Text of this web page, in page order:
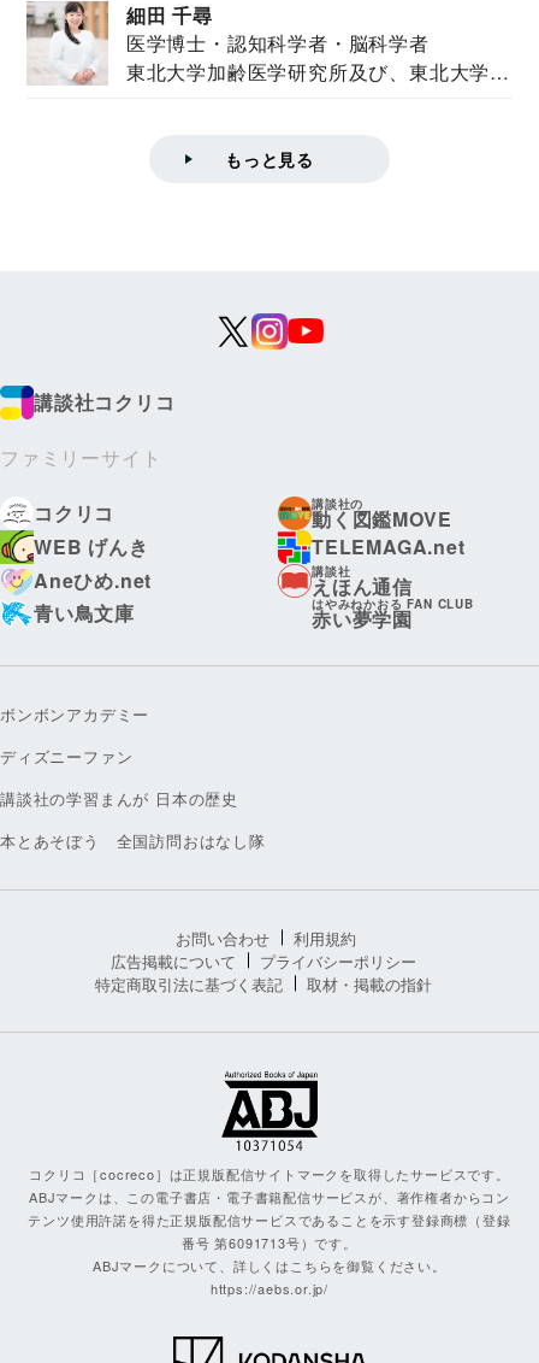
細田 千尋
医学博士・認知科学者・脳科学者
東北大学加齢医学研究所及び、東北大学大
もっと見る
講談社コクリコ
ファミリーサイト
コクリコ
講談社の
動く図鑑MOVE
WEB げんき
TELEMAGA.net
Aneひめ.net
講談社
えほん通信
青い鳥文庫
はやみねかおる FAN CLUB
赤い夢学園
ボンボンアカデミー
ディズニーファン
講談社の学習まんが 日本の歴史
本とあそぼう 全国訪問おはなし隊
お問い合わせ
利用規約
広告掲載について
プライバシーポリシー
特定商取引法に基づく表記
取材・掲載の指針
コクリコ［cocreco］は正規版配信サイトマークを取得したサービスです。
ABJマークは、この電子書店・電子書籍配信サービスが、著作権者からコン
テンツ使用許諾を得た正規版配信サービスであることを示す登録商標（登録
番号 第6091713号）です。
ABJマークについて、詳しくはこちらを御覧ください。
https://aebs.or.jp/